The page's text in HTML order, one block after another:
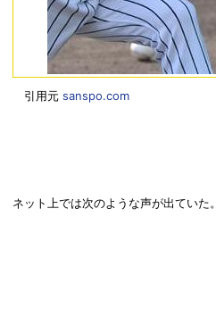
引用元sanspo.com
ネット上では次のような声が出ていた。